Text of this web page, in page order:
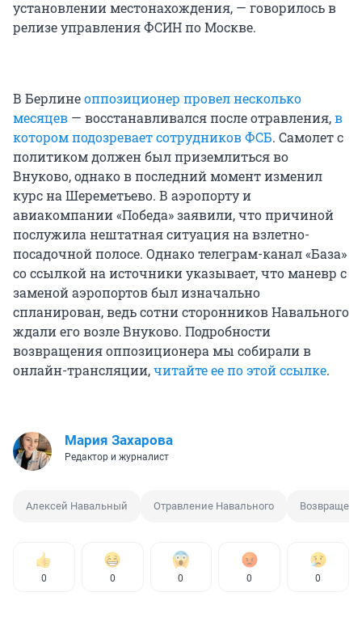
установлении местонахождения, — говорилось в
релизе управления ФСИН по Москве.
В Берлинеоппозиционер провел несколько
месяцев — восстанавливался после отравления,в
котором подозревает сотрудников ФСБ. Самолет с
политиком должен был приземлиться во
Внуково, однако в последний момент изменил
курс на Шереметьево. В аэропорту и
авиакомпании «Победа» заявили, что причиной
послужила нештатная ситуация на взлетно-
посадочной полосе. Однако телеграм-канал «База»
со ссылкой на источники указывает, что маневр с
заменой аэропортов был изначально
спланирован, ведь сотни сторонников Навального
ждали его возле Внуково. Подробности
возвращения оппозиционера мы собирали в
онлайн-трансляции,читайте ее по этой ссылке.
Мария Захарова
Редактор и журналист
Алексей Навальный Отравление Навального
0 0 0 0 0